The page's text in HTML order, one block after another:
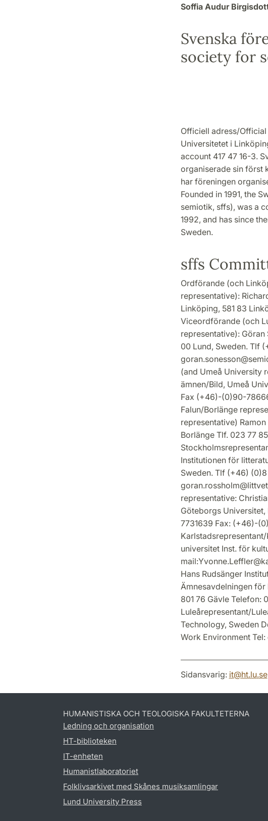
Soffia Audur
Svenska
society for
Officiell adress/
Universitetet i
account 417 47 16-3.
organiserade sin först
har föreningen
Founded in 1991, the
semiotik, sffs), was a
1992, and has since
Sweden.
sffs
Ordförande (och
representative):
Linköping, 581 83
Viceordförande (och
representative): Göran
00 Lund, Sweden. Tlf
(and Umeå University
ämnen/Bild, Umeå
Fax (+46)-(0)90-
Falun/Borlänge
representative)
Borlänge Tlf. 023 77
Institutionen för
Sweden. Tlf (+46) (0)8
representative:
Göteborgs
7731639 Fax: (+46)-
universitet Inst. för
Hans Rudsänger
Ämnesavdelningen
801 76 Gävle Telefon:
Luleårepresentant/
Technology, Sweden
Work Environment
Sidansvarig: it@ht.lu.se
HUMANISTISKA OCH TEOLOGISKA FAKULTETERNA
Ledning och organisation
HT-biblioteken
IT-enheten
Humanistlaboratoriet
Folklivsarkivet med Skånes musiksamlingar
Lund University Press